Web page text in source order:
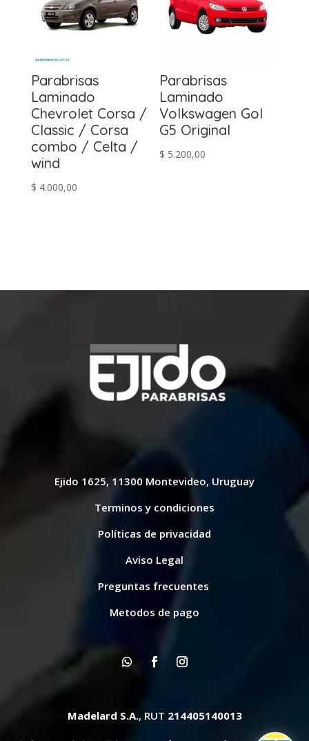
Parabrisas
Laminado
Chevrolet Corsa /
Classic / Corsa
combo / Celta /
wind
$ 4.000,00
Parabrisas
Laminado
Volkswagen Gol
G5 Original
$ 5.200,00
Ejido 1625, 11300 Montevideo, Uruguay
Terminos y condiciones
Políticas de privacidad
Aviso Legal
Preguntas frecuentes
Metodos de pago
Madelard S.A., RUT 214405140013